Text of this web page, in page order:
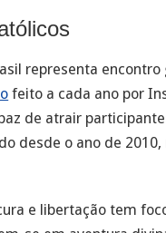
representa encontro
feito a cada ano por
de atrair
desde o ano de
e libertação tem